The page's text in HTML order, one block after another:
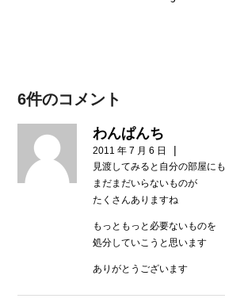
6件のコメント
わんぱんち
2011 年 7 月 6 日 |
見渡してみると自分の部屋にも
まだまだいらないものが
たくさんありますね
もっともっと必要ないものを
処分していこうと思います
ありがとうございます